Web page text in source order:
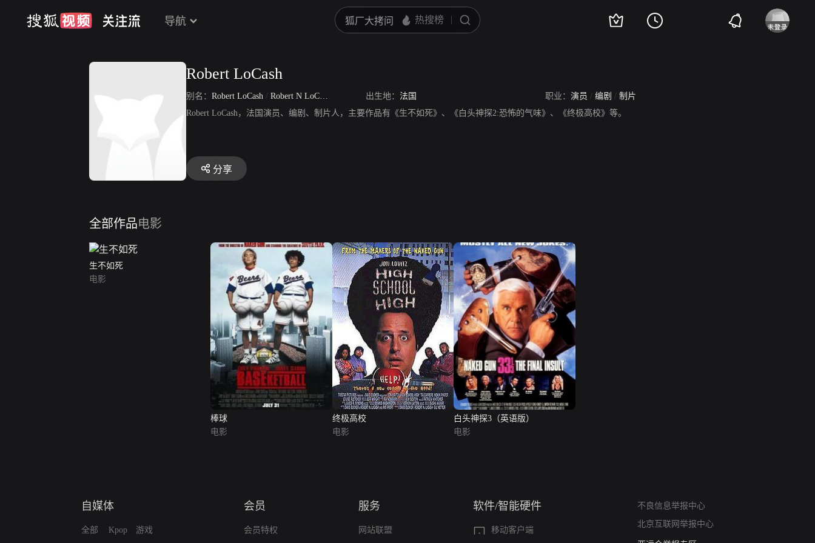
导航
Robert LoCash
别名： Robert LoCash / Robert N LoCash 出生地： 法国 职业： 演员 / 编剧 / 制片
Robert LoCash，法国演员、编剧、制片人，主要作品有《生不如死》、《白头神探2:恐怖的气味》、《终极高校》等。
分享
全部作品电影
生不如死
电影
棒球
电影
终极高校
电影
白头神探3（英语版）
电影
自媒体
全部 Kpop 游戏
会员
会员特权
服务
网站联盟
软件/智能硬件
移动客户端
不良信息举报中心
北京互联网举报中心
亚运会举报专区